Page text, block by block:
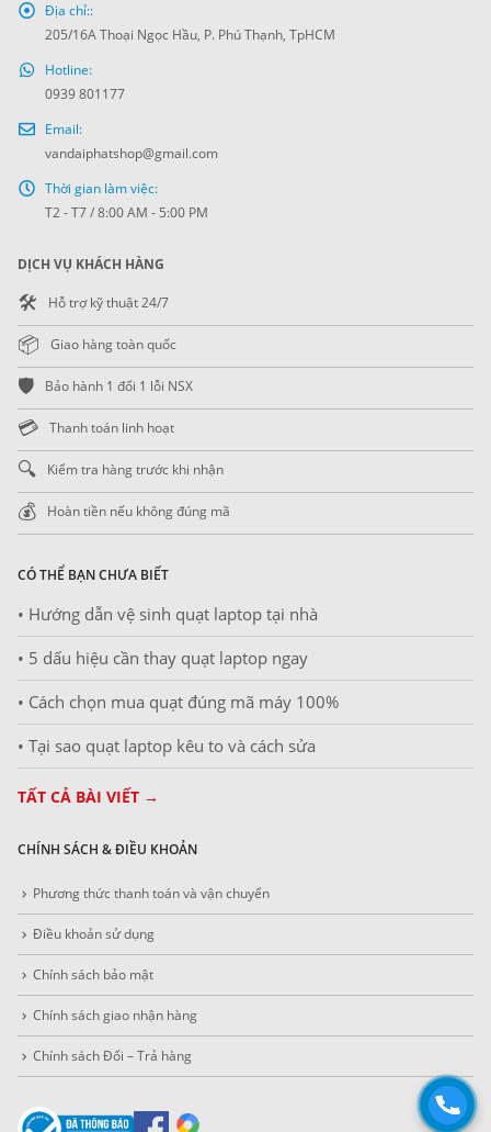
Địa chỉ::
205/16A Thoại Ngọc Hầu, P. Phú Thạnh, TpHCM
Hotline:
0939 801177
Email:
vandaiphatshop@gmail.com
Thời gian làm việc:
T2 - T7 / 8:00 AM - 5:00 PM
DỊCH VỤ KHÁCH HÀNG
🛠️ Hỗ trợ kỹ thuật 24/7
📦 Giao hàng toàn quốc
🛡️ Bảo hành 1 đổi 1 lỗi NSX
💳 Thanh toán linh hoạt
🔍 Kiểm tra hàng trước khi nhận
💰 Hoàn tiền nếu không đúng mã
CÓ THỂ BẠN CHƯA BIẾT
• Hướng dẫn vệ sinh quạt laptop tại nhà
• 5 dấu hiệu cần thay quạt laptop ngay
• Cách chọn mua quạt đúng mã máy 100%
• Tại sao quạt laptop kêu to và cách sửa
TẤT CẢ BÀI VIẾT →
CHÍNH SÁCH & ĐIỀU KHOẢN
Phương thức thanh toán và vận chuyển
Điều khoản sử dụng
Chính sách bảo mật
Chính sách giao nhận hàng
Chính sách Đổi – Trả hàng